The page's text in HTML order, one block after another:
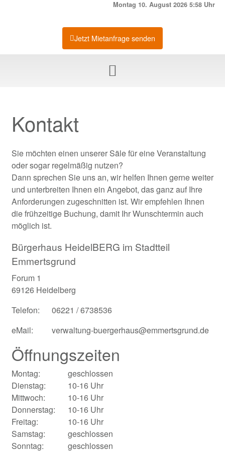
Montag 10. August 2026 5:58 Uhr
Jetzt Mietanfrage senden
Kontakt
Sie möchten einen unserer Säle für eine Veranstaltung
oder sogar regelmäßig nutzen?
Dann sprechen Sie uns an, wir helfen Ihnen gerne weiter
und unterbreiten Ihnen ein Angebot, das ganz auf Ihre
Anforderungen zugeschnitten ist. Wir empfehlen Ihnen
die frühzeitige Buchung, damit Ihr Wunschtermin auch
möglich ist.
Bürgerhaus HeidelBERG im Stadtteil
Emmertsgrund
Forum 1
69126 Heidelberg
Telefon:
06221 / 6738536
eMail:
verwaltung-buergerhaus@emmertsgrund.de
Öffnungszeiten
Montag:
geschlossen
Dienstag:
10-16 Uhr
Mittwoch:
10-16 Uhr
Donnerstag:
10-16 Uhr
Freitag:
10-16 Uhr
Samstag:
geschlossen
Sonntag:
geschlossen